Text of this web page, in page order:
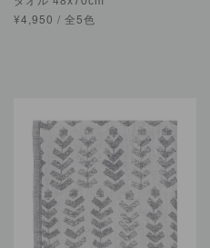
¥4,950 / 全5色